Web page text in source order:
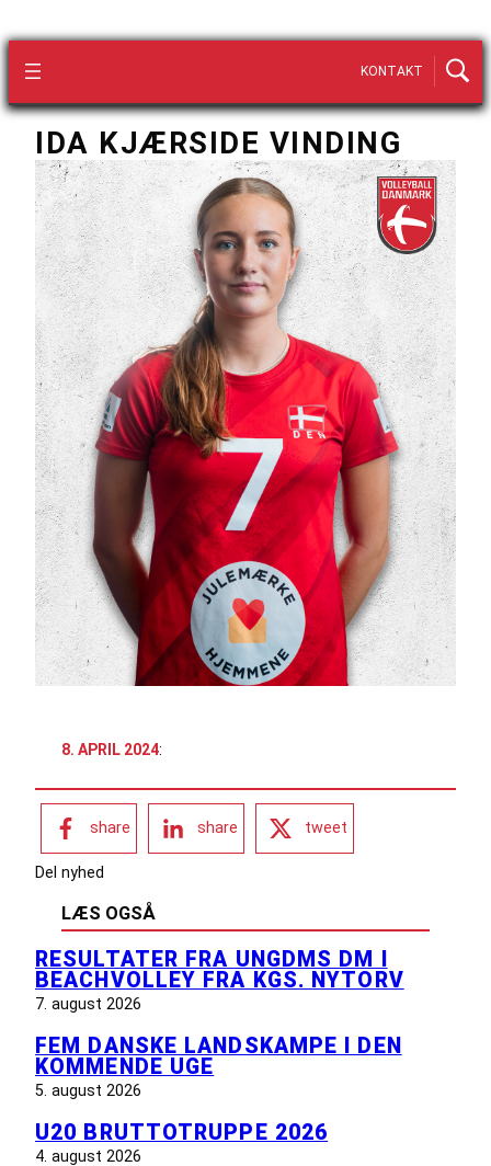
KONTAKT
IDA KJÆRSIDE VINDING
8. APRIL 2024:
share share tweet
Del nyhed
LÆS OGSÅ
RESULTATER FRA UNGDMS DM I
BEACHVOLLEY FRA KGS. NYTORV
7. august 2026
FEM DANSKE LANDSKAMPE I DEN
KOMMENDE UGE
5. august 2026
U20 BRUTTOTRUPPE 2026
4. august 2026